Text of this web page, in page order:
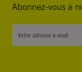
Abonnez-vous à